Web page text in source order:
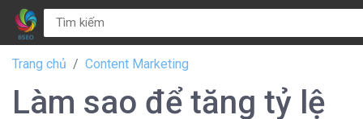
Trang chủ Content Marketing
Làm sao để tăng tỷ lệ